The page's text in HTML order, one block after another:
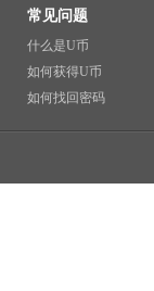
常见问题
什么是U币
如何获得U币
如何找回密码